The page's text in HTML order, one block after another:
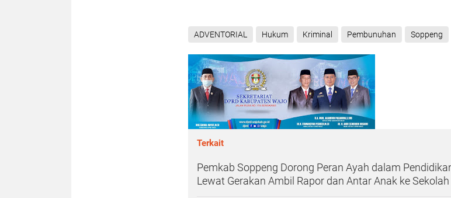
ADVENTORIAL Hukum Kriminal Pembunuhan Soppeng
Terkait
Pemkab Soppeng Dorong Peran Ayah dalam
Lewat Gerakan Ambil Rapor dan Antar Anak ke Sekolah